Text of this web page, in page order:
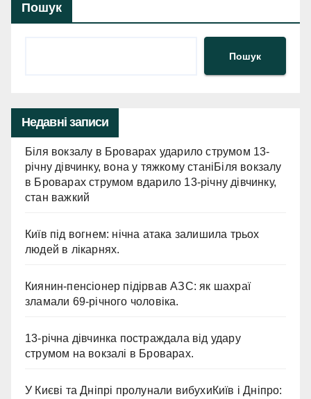
Пошук
Пошук
Недавні записи
Біля вокзалу в Броварах ударило струмом 13-
річну дівчинку, вона у тяжкому станіБіля вокзалу
в Броварах струмом вдарило 13-річну дівчинку,
стан важкий
Київ під вогнем: нічна атака залишила трьох
людей в лікарнях.
Киянин-пенсіонер підірвав АЗС: як шахраї
зламали 69-річного чоловіка.
13-річна дівчинка постраждала від удару
струмом на вокзалі в Броварах.
У Києві та Дніпрі пролунали вибухиКиїв і Дніпро: